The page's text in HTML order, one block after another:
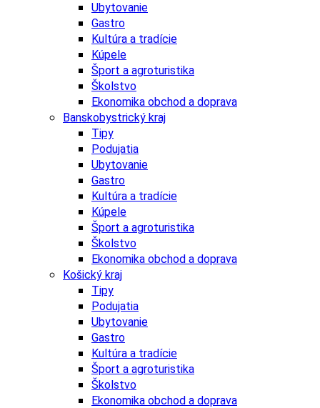
Ubytovanie
Gastro
Kultúra a tradície
Kúpele
Šport a agroturistika
Školstvo
Ekonomika obchod a doprava
Banskobystrický kraj
Tipy
Podujatia
Ubytovanie
Gastro
Kultúra a tradície
Kúpele
Šport a agroturistika
Školstvo
Ekonomika obchod a doprava
Košický kraj
Tipy
Podujatia
Ubytovanie
Gastro
Kultúra a tradície
Šport a agroturistika
Školstvo
Ekonomika obchod a doprava